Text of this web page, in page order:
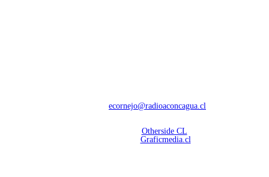
ecornejo@radioaconcagua.cl
Otherside CL
Graficmedia.cl